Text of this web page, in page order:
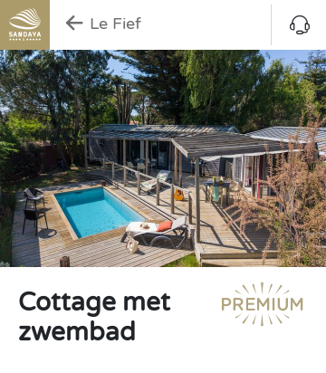
Le Fief
Cottage met
zwembad